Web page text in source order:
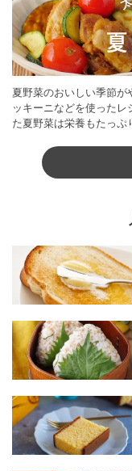
夏野菜のおいしい季節
ッキーニなどを使った
た夏野菜は栄養もたっ